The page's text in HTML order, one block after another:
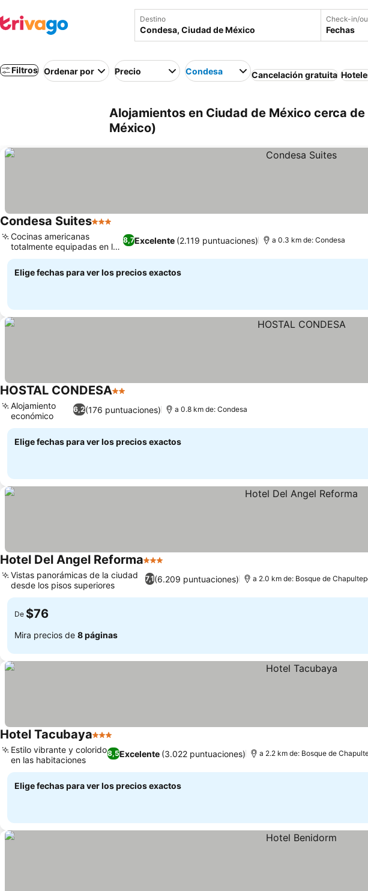
Destino Check-in/
Fechas
Filtros Ordenar por Precio Condesa Cancelación gratuita
Alojamientos en Ciudad de México cerca
México)
Condesa Suites3 Estrellas
8,7Excelente (2.119 puntuaciones)
Cocinas americanas
totalmente equipadas en la
suite
a 0.3 km de: Condesa
Elige fechas para ver los precios exactos
HOSTAL CONDESA2 Estrellas
6,2(176 puntuaciones)
Alojamiento
económico
a 0.8 km de: Condesa
Elige fechas para ver los precios exactos
Hotel Del Angel Reforma3 Estrellas
7,1(6.209 puntuaciones)
Vistas panorámicas de la ciudad
desde los pisos superiores
a 2.0 km de: Bosque de
De $76
Mira precios de 8 páginas
Hotel Tacubaya3 Estrellas
8,5Excelente (3.022 puntuaciones)
Estilo vibrante y colorido
en las habitaciones
a 2.2 km de: Bosque de
Elige fechas para ver los precios exactos